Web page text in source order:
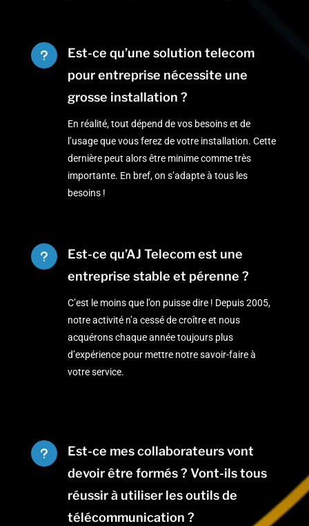
u
Est-ce qu’une solution telecom
pour entreprise nécessite une
grosse installation ?
En réalité, tout dépend de vos besoins et de
l’usage que vous ferez de votre installation. Cette
dernière peut alors être minime comme très
importante. En bref, on s’adapte à tous les
besoins !
u
Est-ce qu’AJ Telecom est une
entreprise stable et pérenne ?
C’est le moins que l’on puisse dire ! Depuis 2005,
notre activité n’a cessé de croître et nous
acquérons chaque année toujours plus
d’expérience pour mettre notre savoir-faire à
votre service.
u
Est-ce mes collaborateurs vont
devoir être formés ? Vont-ils tous
réussir à utiliser les outils de
télécommunication ?